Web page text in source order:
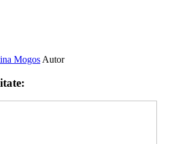
Mogos Autor